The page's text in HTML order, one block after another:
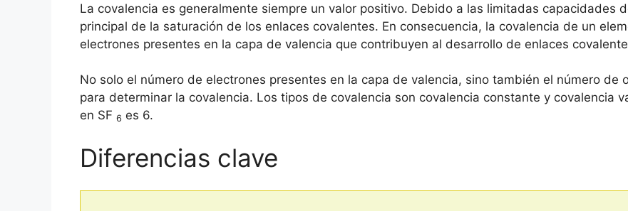
La covalencia es generalmente siempre un valor positivo. Debido a las limitadas capacidades
principal de la saturación de los enlaces covalentes. En consecuencia, la covalencia de un
electrones presentes en la capa de valencia que contribuyen al desarrollo de enlaces
No solo el número de electrones presentes en la capa de valencia, sino también el número
para determinar la covalencia. Los tipos de covalencia son covalencia constante y covalencia
en SF 6 es 6.
Diferencias clave